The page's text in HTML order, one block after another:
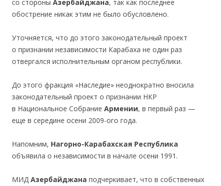
со стороны Азербайджана, так как последнее
обострение никак этим не было обусловлено.
Уточняется, что до этого законодательный проект
о признании независимости Карабаха не один раз
отвергался исполнительным органом республики.
До этого фракция «Наследие» неоднократно вносила
законодательный проект о признании НКР
в Национальное Собрание Армении, в первый раз —
еще в середине осени 2009-ого года.
Напомним, Нагорно-Карабахская Республика
объявила о независимости в начале осени 1991.
МИД Азербайджана подчеркивает, что в собственных